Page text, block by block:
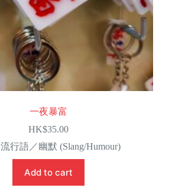
一夜暴富
HK$35.00
流行語／幽默 (Slang/Humour)
Add to cart